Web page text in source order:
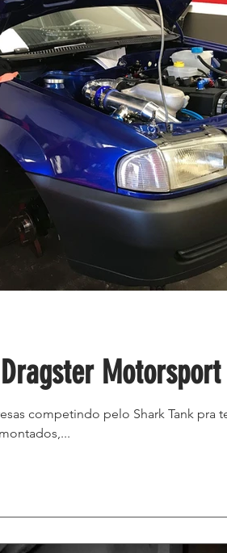
Motorsport
competindo pelo Shark Tank pra